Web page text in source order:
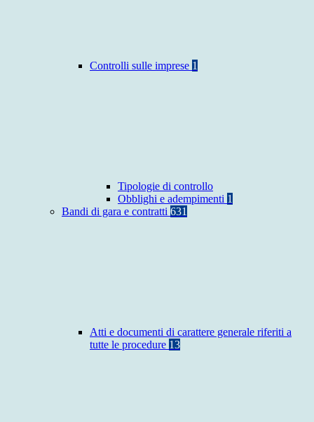
Controlli sulle imprese 1
Tipologie di controllo
Obblighi e adempimenti 1
Bandi di gara e contratti 631
Atti e documenti di carattere generale riferiti a
tutte le procedure 13